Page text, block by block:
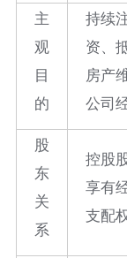
主
观
目
的
持续
资、
房产
公司
股
东
关
系
控股
享有
支配